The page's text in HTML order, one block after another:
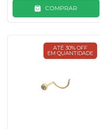
COMPRAR
ATÉ 30% OFF
EM QUANTIDADE